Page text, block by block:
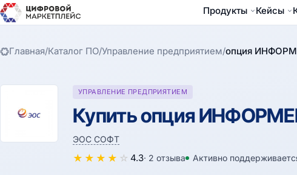
Продукты Кейсы
Главная/Каталог ПО/Управление предприятием/опция
УПРАВЛЕНИЕ ПРЕДПРИЯТИЕМ
Купить опция
ЭОС СОФТ
★ ★ ★ ★ ☆ 4.3· 2 отзыва Активно